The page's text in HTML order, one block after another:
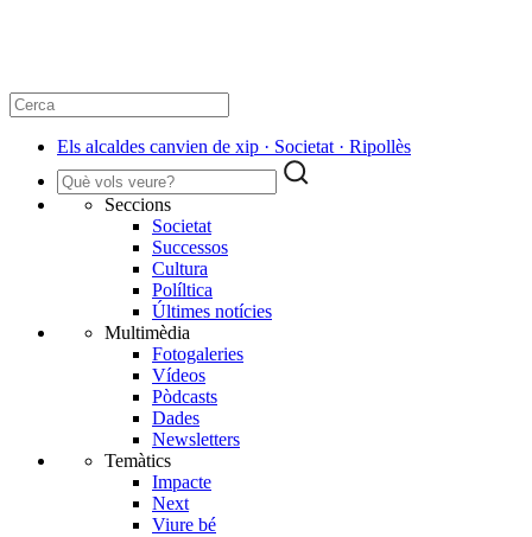
Els alcaldes canvien de xip · Societat · Ripollès
Seccions
Societat
Successos
Cultura
Políltica
Últimes notícies
Multimèdia
Fotogaleries
Vídeos
Pòdcasts
Dades
Newsletters
Temàtics
Impacte
Next
Viure bé